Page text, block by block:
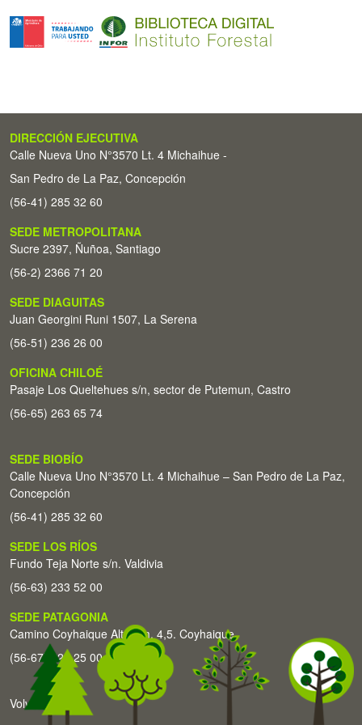
DIRECCIÓN EJECUTIVA
Calle Nueva Uno N°3570 Lt. 4 Michaihue -
San Pedro de La Paz, Concepción
(56-41) 285 32 60
SEDE METROPOLITANA
Sucre 2397, Ñuñoa, Santiago
(56-2) 2366 71 20
SEDE DIAGUITAS
Juan Georgini Runi 1507, La Serena
(56-51) 236 26 00
OFICINA CHILOÉ
Pasaje Los Queltehues s/n, sector de Putemun, Castro
(56-65) 263 65 74
SEDE BIOBÍO
Calle Nueva Uno N°3570 Lt. 4 Michaihue – San Pedro de La Paz,
Concepción
(56-41) 285 32 60
SEDE LOS RÍOS
Fundo Teja Norte s/n. Valdivia
(56-63) 233 52 00
SEDE PATAGONIA
Camino Coyhaique Alto Km. 4,5. Coyhaique
(56-67) 226 25 00
Volver arriba